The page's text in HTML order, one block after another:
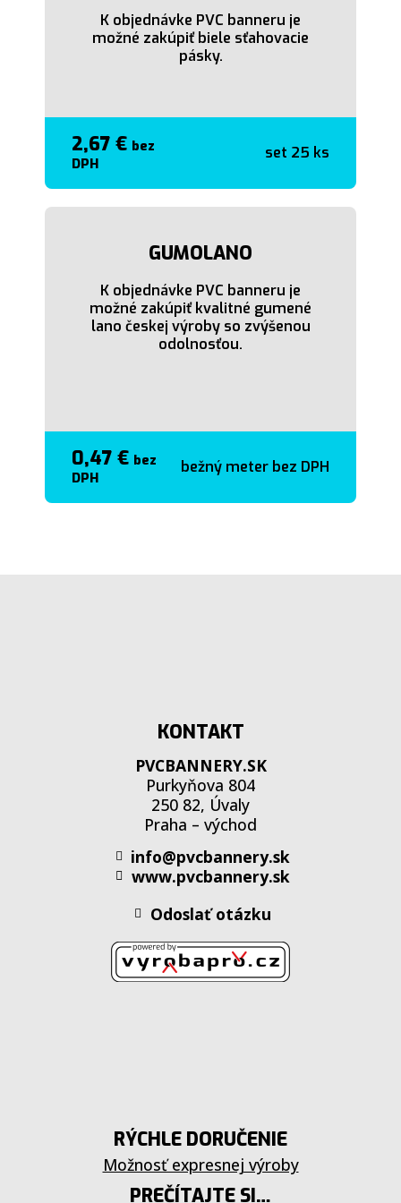
K objednávke PVC banneru je
možné zakúpiť biele sťahovacie
pásky.
2,67 € bez
DPH
set 25 ks
GUMOLANO
K objednávke PVC banneru je
možné zakúpiť kvalitné gumené
lano českej výroby so zvýšenou
odolnosťou.
0,47 € bez
DPH
bežný meter bez DPH
KONTAKT
PVCBANNERY.SK
Purkyňova 804
250 82, Úvaly
Praha – východ
info@pvcbannery.sk
www.pvcbannery.sk
Odoslať otázku
RÝCHLE DORUČENIE
Možnosť expresnej výroby
PREČÍTAJTE SI…